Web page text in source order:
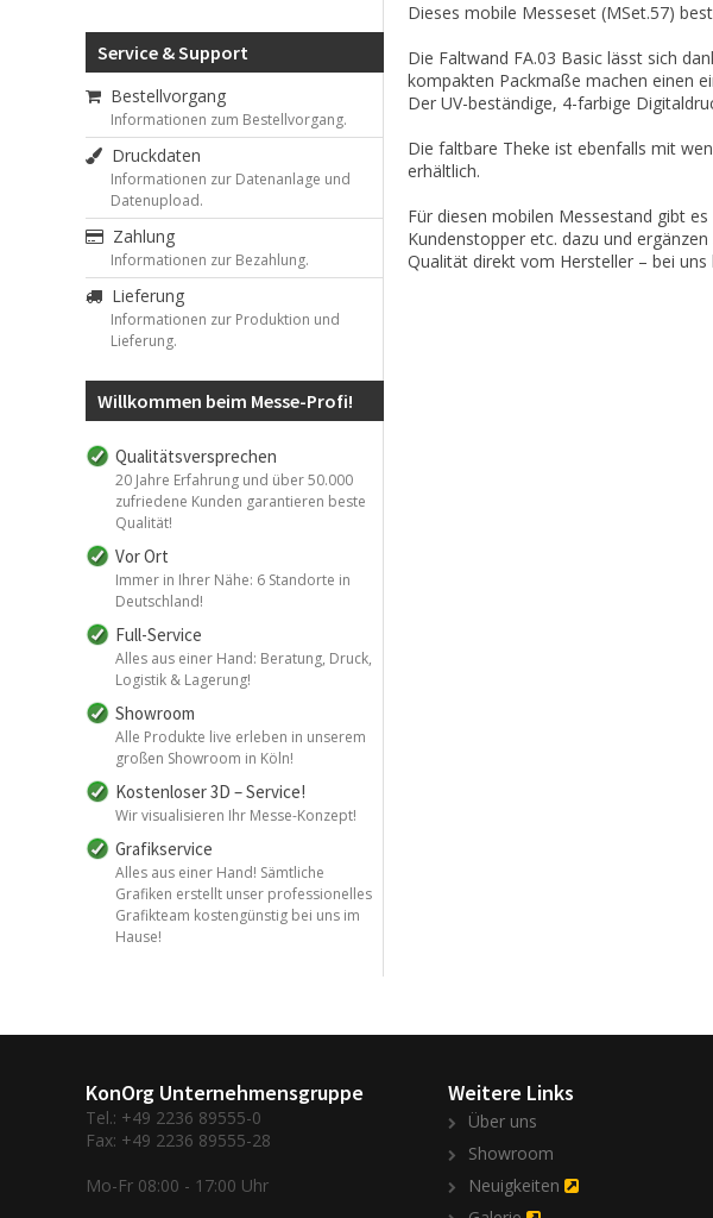
Service & Support
Bestellvorgang
Informationen zum Bestellvorgang.
Druckdaten
Informationen zur Datenanlage und
Datenupload.
Zahlung
Informationen zur Bezahlung.
Lieferung
Informationen zur Produktion und
Lieferung.
Willkommen beim Messe-Profi!
Qualitätsversprechen
20 Jahre Erfahrung und über 50.000
zufriedene Kunden garantieren beste
Qualität!
Vor Ort
Immer in Ihrer Nähe: 6 Standorte in
Deutschland!
Full-Service
Alles aus einer Hand: Beratung, Druck,
Logistik & Lagerung!
Showroom
Alle Produkte live erleben in unserem
großen Showroom in Köln!
Kostenloser 3D – Service!
Wir visualisieren Ihr Messe-Konzept!
Grafikservice
Alles aus einer Hand! Sämtliche
Grafiken erstellt unser professionelles
Grafikteam kostengünstig bei uns im
Hause!
Dieses mobile Messeset (MSet.57)
Die Faltwand FA.03 Basic lässt sich
kompakten Packmaße machen einen
Der UV-beständige, 4-farbige
Die faltbare Theke ist ebenfalls mit
erhältlich.
Für diesen mobilen Messestand gibt
Kundenstopper etc. dazu und
Qualität direkt vom Hersteller – bei
KonOrg Unternehmensgruppe
Tel.: +49 2236 89555-0
Fax: +49 2236 89555-28
Mo-Fr 08:00 - 17:00 Uhr
Weitere Links
Über uns
Showroom
Neuigkeiten